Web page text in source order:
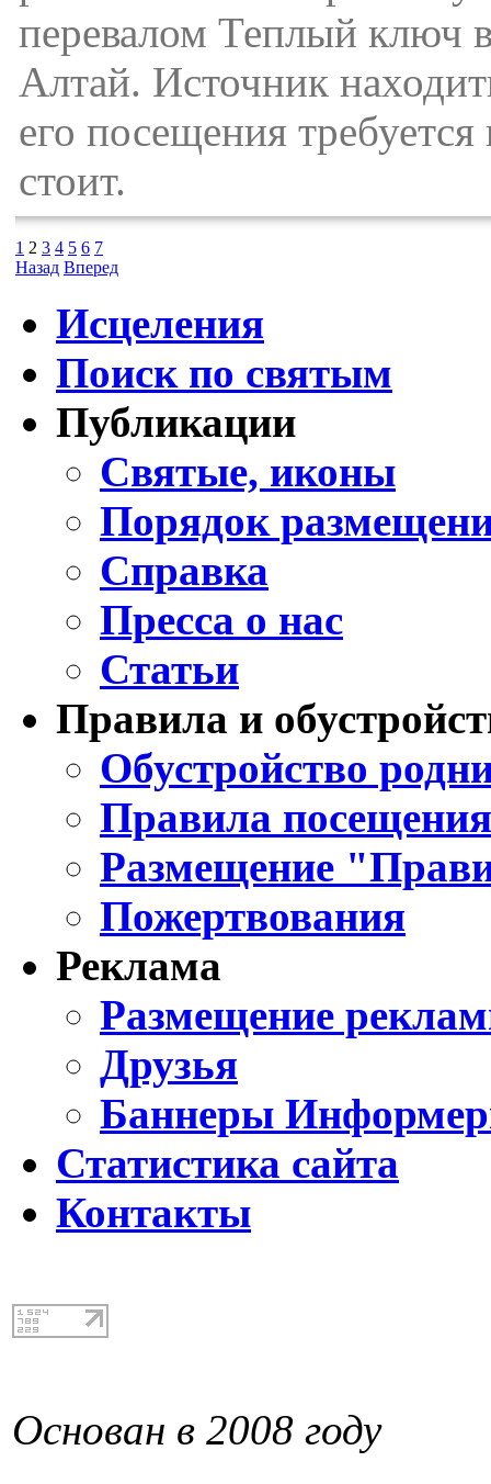
перевалом Теплый ключ
Алтай. Источник
его посещения
стоит.
1 2 3 4 5 6 7
Назад Вперед
Исцеления
Поиск по святым
Публикации
Святые, иконы
Порядок
Справка
Пресса о нас
Статьи
Правила и
Обустройство
Правила
Размещение
Пожертвования
Реклама
Размещение
Друзья
Баннеры
Статистика сайта
Контакты
Основан в 2008 году